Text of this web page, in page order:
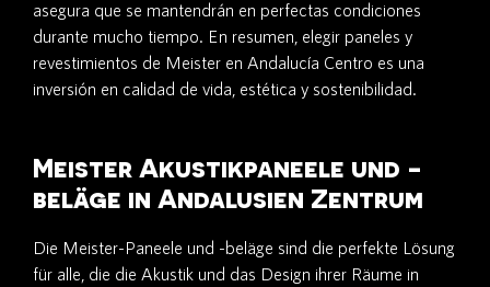
asegura que se mantendrán en perfectas condiciones
durante mucho tiempo. En resumen, elegir paneles y
revestimientos de Meister en Andalucía Centro es una
inversión en calidad de vida, estética y sostenibilidad.
Meister Akustikpaneele und -
beläge in Andalusien Zentrum
Die Meister-Paneele und -beläge sind die perfekte Lösung
für alle, die die Akustik und das Design ihrer Räume in